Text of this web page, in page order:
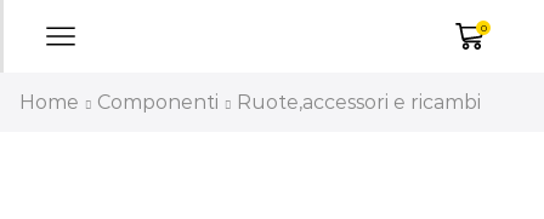
0
Home Componenti Ruote,accessori e ricambi